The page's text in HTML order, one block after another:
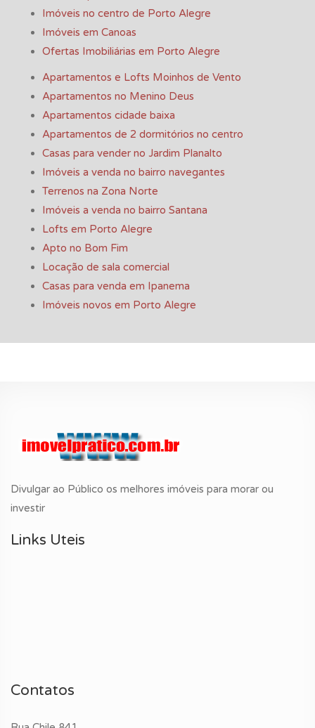
Imóveis no centro de Porto Alegre
Imóveis em Canoas
Ofertas Imobiliárias em Porto Alegre
Apartamentos e Lofts Moinhos de Vento
Apartamentos no Menino Deus
Apartamentos cidade baixa
Apartamentos de 2 dormitórios no centro
Casas para vender no Jardim Planalto
Imóveis a venda no bairro navegantes
Terrenos na Zona Norte
Imóveis a venda no bairro Santana
Lofts em Porto Alegre
Apto no Bom Fim
Locação de sala comercial
Casas para venda em Ipanema
Imóveis novos em Porto Alegre
Divulgar ao Público os melhores imóveis para morar ou
investir
Links Uteis
Contatos